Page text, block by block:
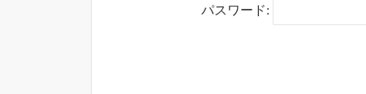
パスワード: